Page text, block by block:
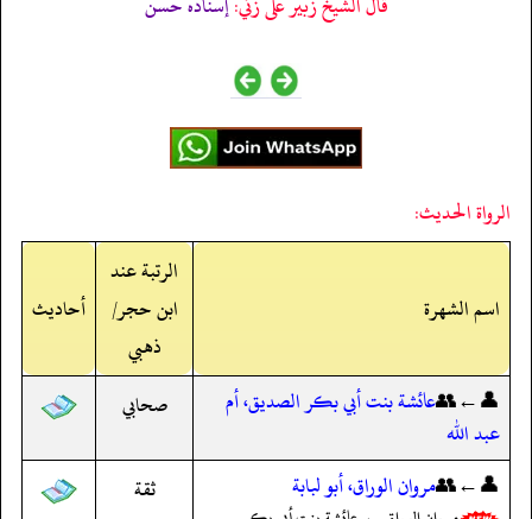
الرواة الحديث:
اسم الشهرة
الرتبة عند
ابن حجر/
ذهبي
أحاديث
👤←👥عائشة بنت أبي بكر الصديق، أم
عبد الله
صحابي
👤←👥مروان الوراق، أبو لبابة ثقة